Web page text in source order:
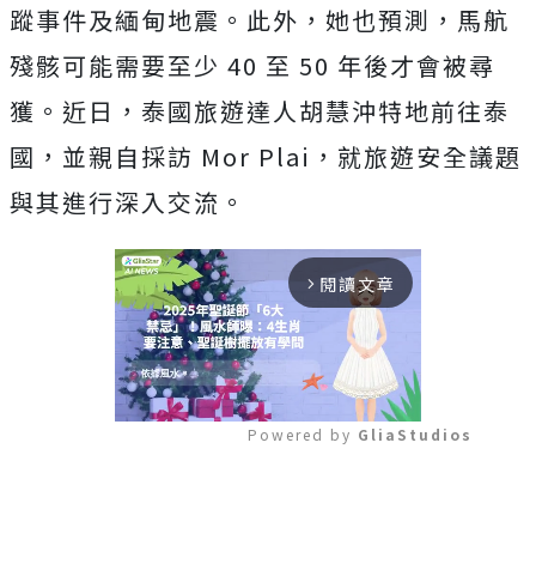
蹤事件及緬甸地震。此外，她也預測，馬航
殘骸可能需要至少 40 至 50 年後才會被尋
獲。近日，泰國旅遊達人胡慧沖特地前往泰
國，並親自採訪 Mor Plai，就旅遊安全議題
與其進行深入交流。
arrow_forward_ios 閱讀文章
Powered by GliaStudios